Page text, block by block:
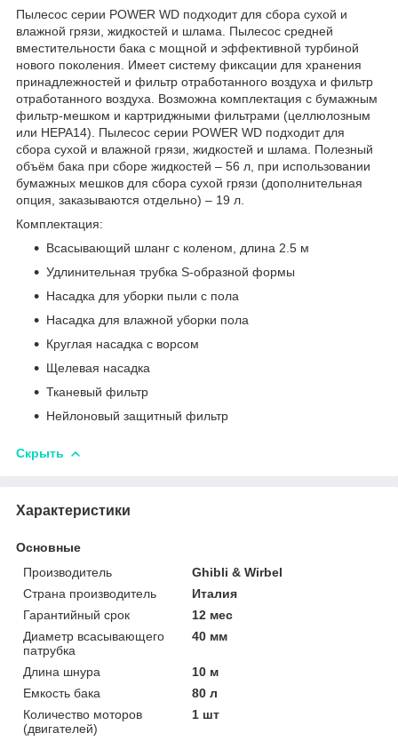
Пылесос серии POWER WD подходит для сбора сухой и
влажной грязи, жидкостей и шлама. Пылесос средней
вместительности бака с мощной и эффективной турбиной
нового поколения. Имеет систему фиксации для хранения
принадлежностей и фильтр отработанного воздуха и фильтр
отработанного воздуха. Возможна комплектация с бумажным
фильтр-мешком и картриджными фильтрами (целлюлозным
или HEPA14). Пылесос серии POWER WD подходит для
сбора сухой и влажной грязи, жидкостей и шлама. Полезный
объём бака при сборе жидкостей – 56 л, при использовании
бумажных мешков для сбора сухой грязи (дополнительная
опция, заказываются отдельно) – 19 л.
Комплектация:
Всасывающий шланг с коленом, длина 2.5 м
Удлинительная трубка S-образной формы
Насадка для уборки пыли с пола
Насадка для влажной уборки пола
Круглая насадка с ворсом
Щелевая насадка
Тканевый фильтр
Нейлоновый защитный фильтр
Скрыть
Характеристики
Основные
Производитель
Ghibli & Wirbel
Страна производитель
Италия
Гарантийный срок
12 мес
Диаметр всасывающего
патрубка
40 мм
Длина шнура
10 м
Емкость бака
80 л
Количество моторов
(двигателей)
1 шт